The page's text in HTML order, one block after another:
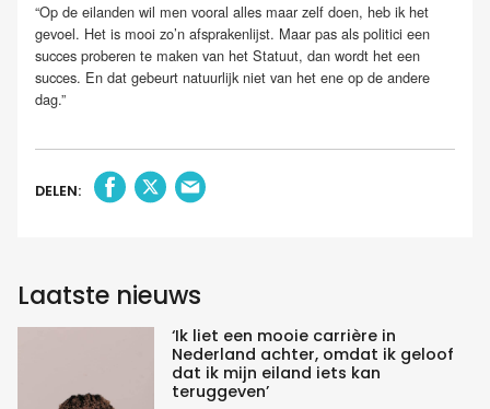
“Op de eilanden wil men vooral alles maar zelf doen, heb ik het
gevoel. Het is mooi zo’n afsprakenlijst. Maar pas als politici een
succes proberen te maken van het Statuut, dan wordt het een
succes. En dat gebeurt natuurlijk niet van het ene op de andere
dag.”
DELEN:
Laatste nieuws
‘Ik liet een mooie carrière in
Nederland achter, omdat ik geloof
dat ik mijn eiland iets kan
teruggeven’